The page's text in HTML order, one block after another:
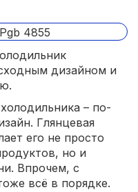
дизайном и
– по-
Глянцевая
его не просто
но и
Впрочем, с
всё в порядке.